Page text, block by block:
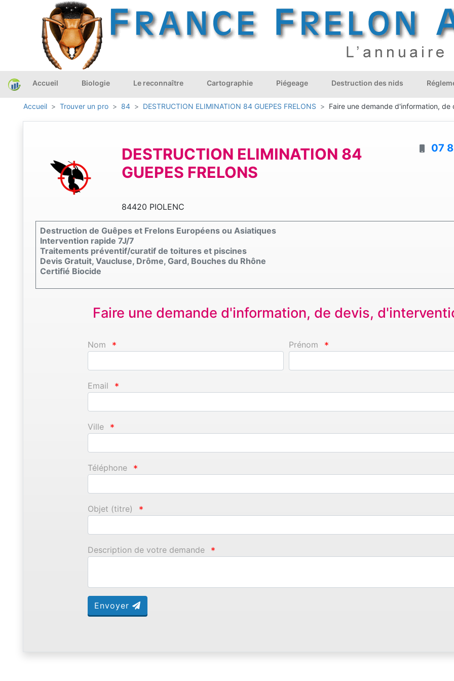
Accueil Biologie Le reconnaître Cartographie Piégeage Destruction des nids
Accueil Trouver un pro 84 DESTRUCTION ELIMINATION 84 GUEPES FRELONS Faire une demande d'information,
DESTRUCTION ELIMINATION 84
GUEPES FRELONS
84420 PIOLENC
07
Destruction de Guêpes et Frelons Européens ou Asiatiques
Intervention rapide 7J/7
Traitements préventif/curatif de toitures et piscines
Devis Gratuit, Vaucluse, Drôme, Gard, Bouches du Rhône
Certifié Biocide
Faire une demande d'information, de devis,
Nom * Prénom *
Email *
Ville *
Téléphone *
Objet (titre) *
Description de votre demande *
Envoyer